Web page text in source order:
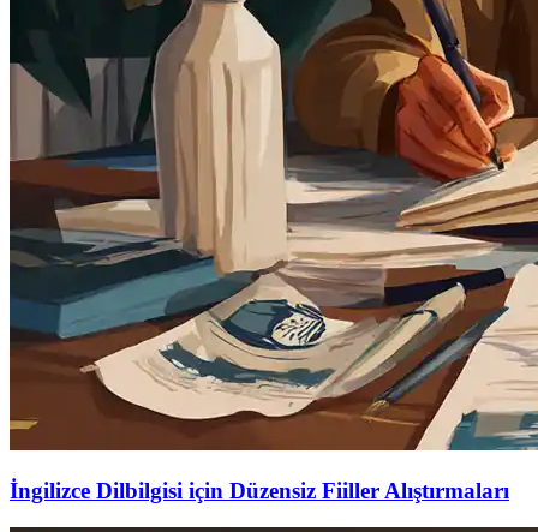
İngilizce Dilbilgisi için Düzensiz Fiiller Alıştırmaları